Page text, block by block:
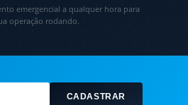
emergencial a qualquer hora para
operação rodando.
CADASTRAR